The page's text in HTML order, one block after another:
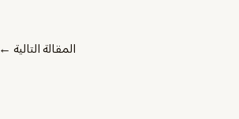
المقالة التالية ←